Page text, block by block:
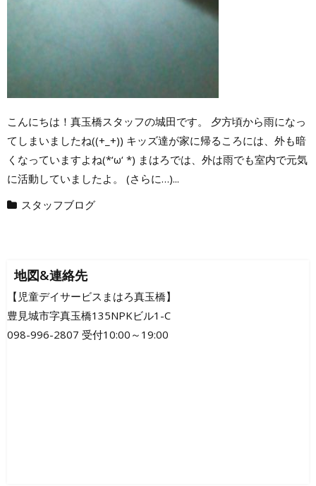
こんにちは！真玉橋スタッフの城田です。 夕方頃から雨になっ
てしまいましたね((+_+)) キッズ達が家に帰るころには、外も暗
くなっていますよね(*‘ω‘ *) まはろでは、外は雨でも室内で元気
に活動していましたよ。 (さらに…)...
スタッフブログ
地図&連絡先
【児童デイサービスまはろ真玉橋】
豊見城市字真玉橋135NPKビル1-C
098-996-2807 受付10:00～19:00